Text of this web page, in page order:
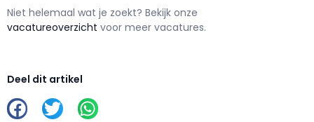
Niet helemaal wat je zoekt? Bekijk onze
vacatureoverzicht voor meer vacatures.
Deel dit artikel